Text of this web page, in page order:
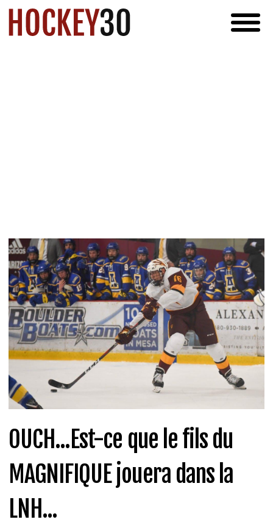
OUCH...Est-ce que le fils du
MAGNIFIQUE jouera dans la
LNH...